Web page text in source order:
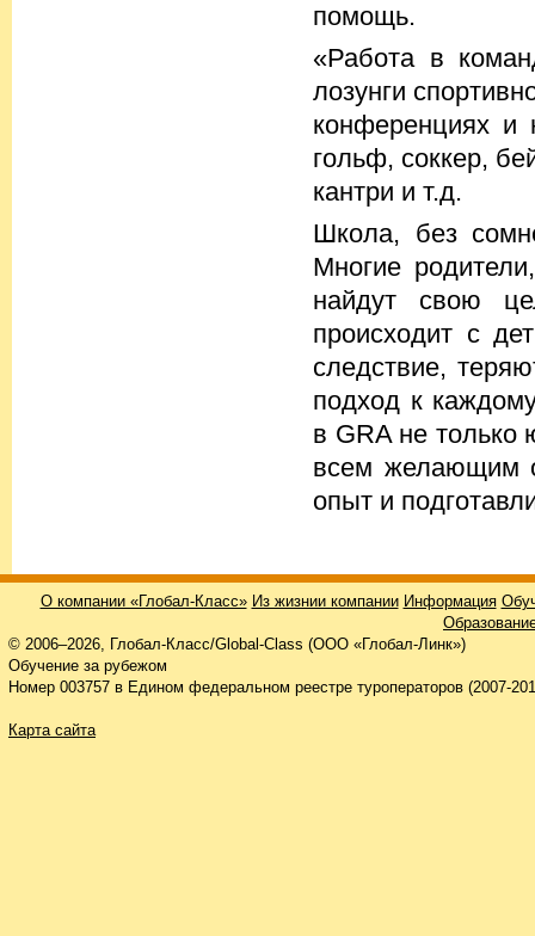
помощь.
«Работа в
лозунги
конференциях и
гольф, соккер,
кантри и т.д.
Школа, без
Многие
найдут свою
происходит с
следствие,
подход к
в GRA не
всем желающим
опыт и
О компании «Глобал-Класс» Из жизнии компании Информация
© 2006–2026, Глобал-Класс/Global-Class (ООО «Глобал-Линк»)
Обучение за рубежом
Номер 003757 в Едином федеральном реестре туроператоров (2007-
Карта сайта